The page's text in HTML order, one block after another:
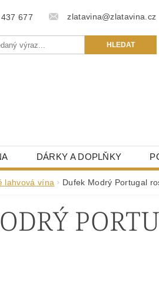
677 zlatavina@zlatavina.cz
DÁRKY A DOPLŇKY
lahvová vína Dufek Modrý Portugal